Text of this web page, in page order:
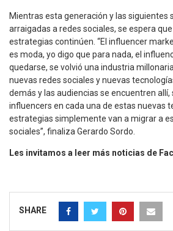
Mientras esta generación y las siguientes
arraigadas a redes sociales, se espera
estrategias continúen. “El influencer
es moda, yo digo que para nada, el
quedarse, se volvió una industria
nuevas redes sociales y nuevas
demás y las audiencias se encuentren allí,
influencers en cada una de estas nuevas
estrategias simplemente van a migrar a
sociales”, finaliza Gerardo Sordo.
Les invitamos a leer más noticias de
SHARE